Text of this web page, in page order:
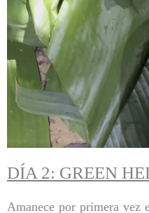
DÍA 2: GREEN
Amanece por primera vez